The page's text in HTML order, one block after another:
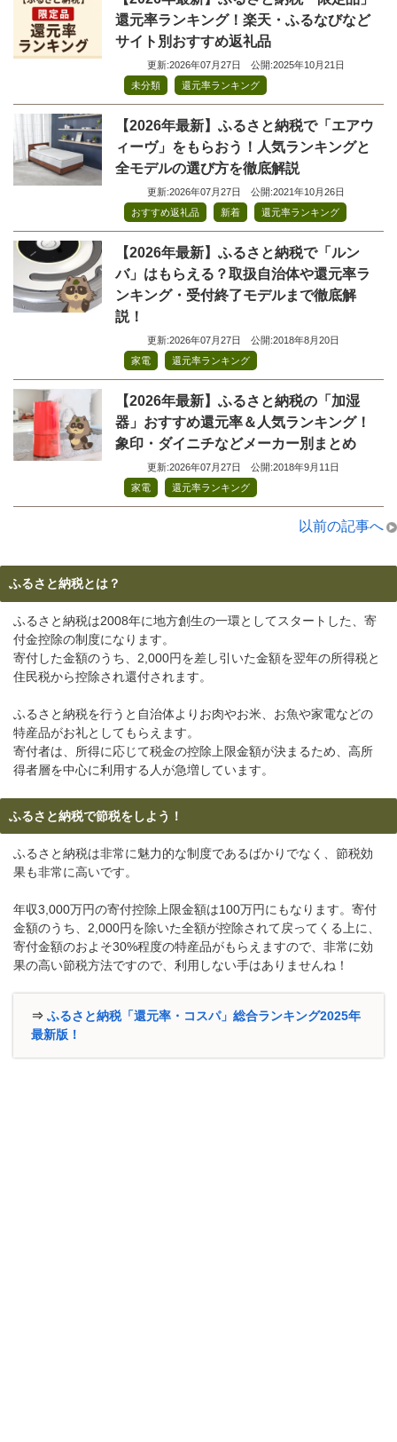
還元率ランキング！楽天・ふるなびなど
サイト別おすすめ返礼品
更新:2026年07月27日
公開:2025年10月21日
未分類
還元率ランキング
【2026年最新】ふるさと納税で「エアウ
ィーヴ」をもらおう！人気ランキングと
全モデルの選び方を徹底解説
更新:2026年07月27日
公開:2021年10月26日
おすすめ返礼品
新着 還元率ランキング
【2026年最新】ふるさと納税で「ルン
バ」はもらえる？取扱自治体や還元率ラ
ンキング・受付終了モデルまで徹底解
説！
更新:2026年07月27日
公開:2018年8月20日
家電
還元率ランキング
【2026年最新】ふるさと納税の「加湿
器」おすすめ還元率＆人気ランキング！
象印・ダイニチなどメーカー別まとめ
更新:2026年07月27日
公開:2018年9月11日
家電
還元率ランキング
以前の記事へ
ふるさと納税とは？
ふるさと納税は2008年に地方創生の一環としてスタートした、寄
付金控除の制度になります。
寄付した金額のうち、2,000円を差し引いた金額を翌年の所得税と
住民税から控除され還付されます。
ふるさと納税を行うと自治体よりお肉やお米、お魚や家電などの
特産品がお礼としてもらえます。
寄付者は、所得に応じて税金の控除上限金額が決まるため、高所
得者層を中心に利用する人が急増しています。
ふるさと納税で節税をしよう！
ふるさと納税は非常に魅力的な制度であるばかりでなく、節税効
果も非常に高いです。
年収3,000万円の寄付控除上限金額は100万円にもなります。寄付
金額のうち、2,000円を除いた全額が控除されて戻ってくる上に、
寄付金額のおよそ30%程度の特産品がもらえますので、非常に効
果の高い節税方法ですので、利用しない手はありませんね！
⇒ ふるさと納税「還元率・コスパ」総合ランキング2025年
最新版！